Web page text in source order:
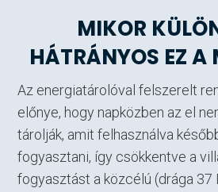
MIKOR
HÁTRÁNYOS EZ A
Az energiatárolóval felszerelt
előnye, hogy napközben az el
tárolják, amit felhasználva
fogyasztani, így csökkentve a
fogyasztást a közcélú (drága 37